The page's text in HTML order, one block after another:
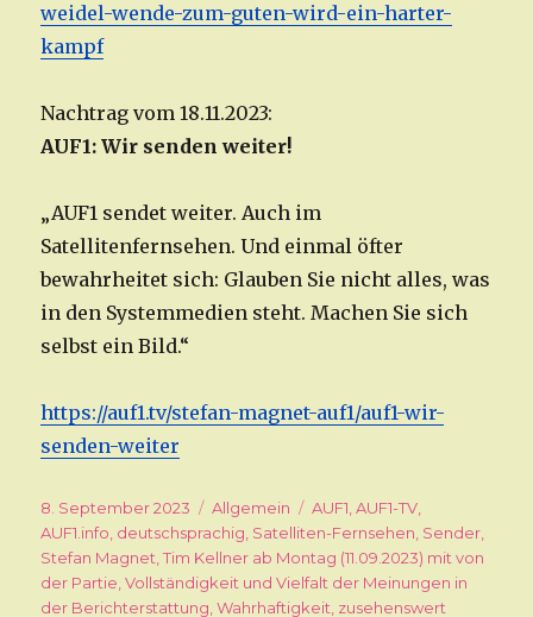
weidel-wende-zum-guten-wird-ein-harter-
kampf
Nachtrag vom 18.11.2023:
AUF1: Wir senden weiter!
„AUF1 sendet weiter. Auch im
Satellitenfernsehen. Und einmal öfter
bewahrheitet sich: Glauben Sie nicht alles, was
in den Systemmedien steht. Machen Sie sich
selbst ein Bild.“
https://auf1.tv/stefan-magnet-auf1/auf1-wir-
senden-weiter
Veröffentlicht
am
8. September 2023 Kategorien
Allgemein Schlagwörter
AUF1 ,AUF1-TV
AUF1.info deutschsprachig Satelliten-Fernsehen Sender
Stefan Magnet ,Tim Kellner ab Montag (11.09.2023) mit von
der Partie ,Vollständigkeit und Vielfalt der Meinungen in
der Berichterstattung ,Wahrhaftigkeit zusehenswert